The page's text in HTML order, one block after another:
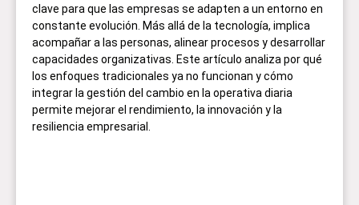
clave para que las empresas se adapten a un entorno en
constante evolución. Más allá de la tecnología, implica
acompañar a las personas, alinear procesos y desarrollar
capacidades organizativas. Este artículo analiza por qué
los enfoques tradicionales ya no funcionan y cómo
integrar la gestión del cambio en la operativa diaria
permite mejorar el rendimiento, la innovación y la
resiliencia empresarial.